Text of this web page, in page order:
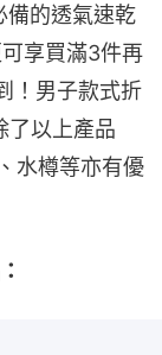
備的透氣速乾
享買滿3件再
！男子款式折
了以上產品
水樽等亦有優